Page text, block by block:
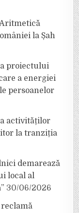
la Șah
proiectului
a energiei
persoanelor
activităților
la tranziția
demarează
local al
30/06/2026